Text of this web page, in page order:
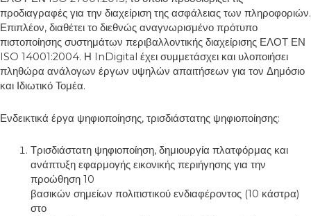
προδιαγραφές για την διαχείριση της ασφάλειας των πληροφοριών.
Επιπλέον, διαθέτει το διεθνώς αναγνωρισμένο πρότυπο
πιστοποίησης συστημάτων περιβαλλοντικής διαχείρισης ΕΛΟΤ ΕΝ
ISO 14001:2004. Η InDigital έχει συμμετάσχει και υλοποιήσει
πληθώρα ανάλογων έργων υψηλών απαιτήσεων για τον Δημόσιο
και Ιδιωτικό Τομέα.
Ενδεικτικά έργα ψηφιοποίησης, τρισδιάστατης ψηφιοποίησης:
Τρισδιάστατη ψηφιοποίηση, δημιουργία πλατφόρμας και
ανάπτυξη εφαρμογής εικονικής περιήγησης για την
προώθηση 10
βασικών σημείων πολιτιστικού ενδιαφέροντος (10 κάστρα)
στο